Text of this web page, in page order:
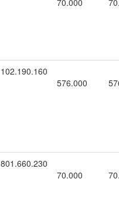
102.190.160
576.000
801.660.230
70.000